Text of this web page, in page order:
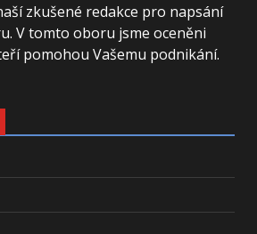
zkušené redakce pro napsání
V tomto oboru jsme oceněni
pomohou Vašemu podnikání.